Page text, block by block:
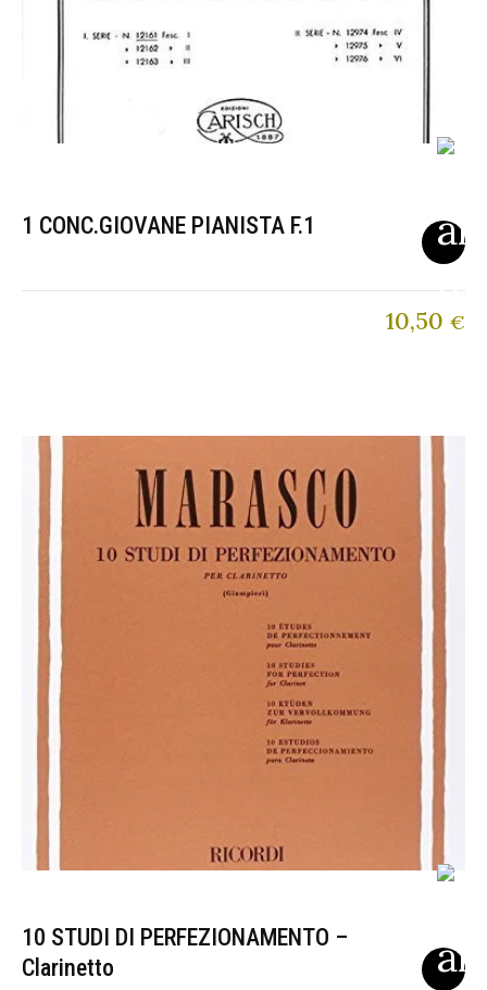
1 CONC.GIOVANE PIANISTA F.1
10,50 €
10 STUDI DI PERFEZIONAMENTO –
Clarinetto